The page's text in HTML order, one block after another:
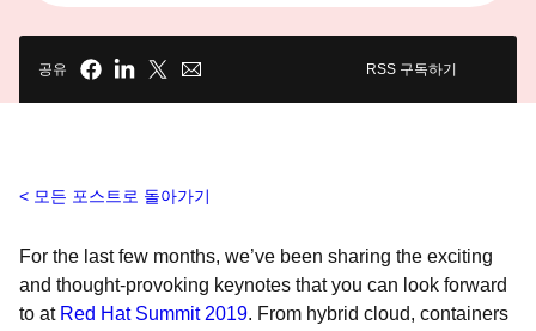
공유 RSS 구독하기
모든 포스트로 돌아가기
For the last few months, we’ve been sharing the exciting
and thought-provoking keynotes that you can look forward
to at Red Hat Summit 2019. From hybrid cloud, containers